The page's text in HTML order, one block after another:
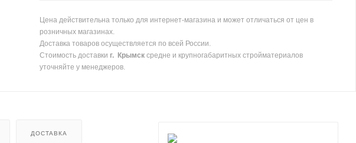
Цена действительна только для интернет-магазина и может отличаться от цен в
розничных магазинах.
Доставка товаров осуществляется по всей России.
Стоимость доставки г. Крымсксредне и крупногабаритных стройматериалов
уточняйте у менеджеров.
ДОСТАВКА